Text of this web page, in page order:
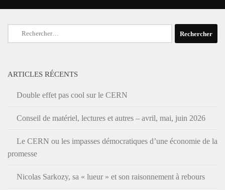
Rechercher :
ARTICLES RÉCENTS
Double effet pas cool sur le CERN
Conseil de matériel, lectures et autres – avril, mai, juin 2026
Le CERN ou les impasses démocratiques d’une économie de la
promesse
Nicolas Sarkozy, sa « lueur » et son raisonnement à rebours